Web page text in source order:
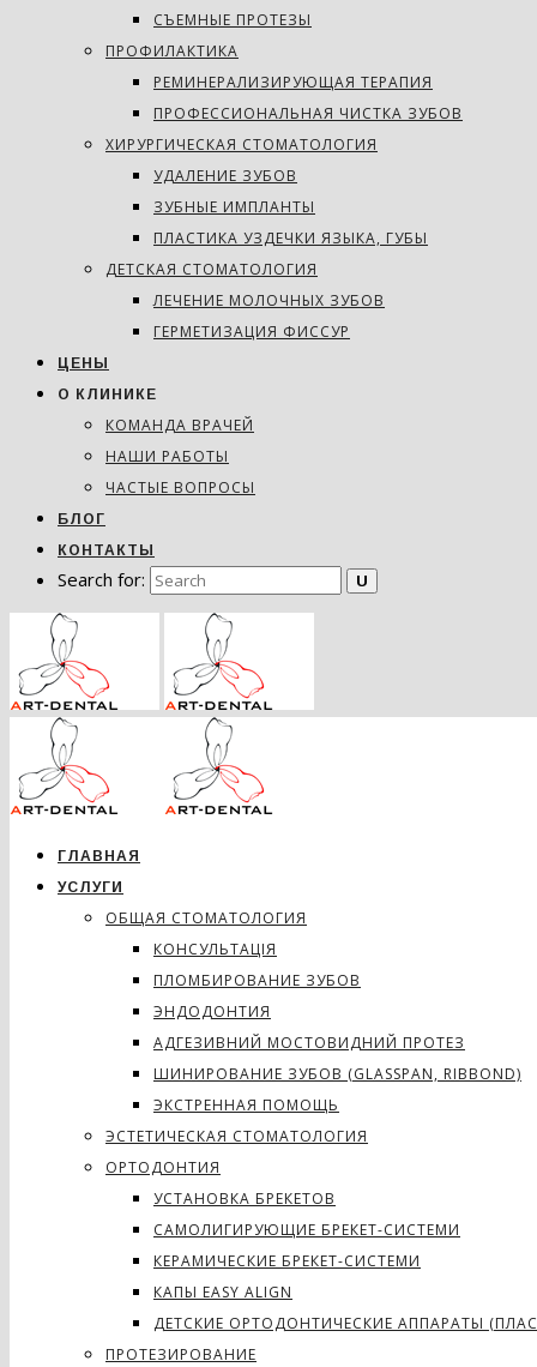
СЪЕМНЫЕ ПРОТЕЗЫ
ПРОФИЛАКТИКА
РЕМИНЕРАЛИЗИРУЮЩАЯ ТЕРАПИЯ
ПРОФЕССИОНАЛЬНАЯ ЧИСТКА ЗУБОВ
ХИРУРГИЧЕСКАЯ СТОМАТОЛОГИЯ
УДАЛЕНИЕ ЗУБОВ
ЗУБНЫЕ ИМПЛАНТЫ
ПЛАСТИКА УЗДЕЧКИ ЯЗЫКА, ГУБЫ
ДЕТСКАЯ СТОМАТОЛОГИЯ
ЛЕЧЕНИЕ МОЛОЧНЫХ ЗУБОВ
ГЕРМЕТИЗАЦИЯ ФИССУР
ЦЕНЫ
О КЛИНИКЕ
КОМАНДА ВРАЧЕЙ
НАШИ РАБОТЫ
ЧАСТЫЕ ВОПРОСЫ
БЛОГ
КОНТАКТЫ
Search for:
ГЛАВНАЯ
УСЛУГИ
ОБЩАЯ СТОМАТОЛОГИЯ
КОНСУЛЬТАЦІЯ
ПЛОМБИРОВАНИЕ ЗУБОВ
ЭНДОДОНТИЯ
АДГЕЗИВНИЙ МОСТОВИДНИЙ ПРОТЕЗ
ШИНИРОВАНИЕ ЗУБОВ (GLASSPAN, RIBBOND)
ЭКСТРЕННАЯ ПОМОЩЬ
ЭСТЕТИЧЕСКАЯ СТОМАТОЛОГИЯ
ОРТОДОНТИЯ
УСТАНОВКА БРЕКЕТОВ
САМОЛИГИРУЮЩИЕ БРЕКЕТ-СИСТЕМИ
КЕРАМИЧЕСКИЕ БРЕКЕТ-СИСТЕМИ
КАПЫ EASY ALIGN
ДЕТСКИЕ ОРТОДОНТИЧЕСКИЕ АППАРАТЫ
ПРОТЕЗИРОВАНИЕ